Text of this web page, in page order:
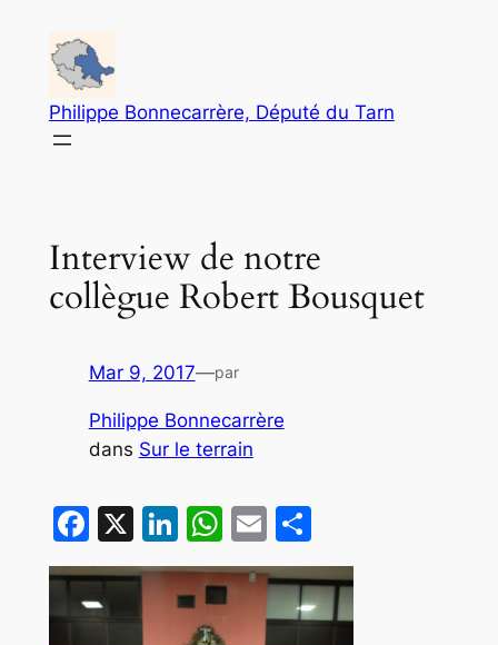
contenu
Philippe Bonnecarrère, Député du Tarn
Interview de notre
collègue Robert Bousquet
Mar 9, 2017—par
Philippe Bonnecarrère
dans Sur le terrain
Facebook
X LinkedIn
WhatsApp
EmailPartager